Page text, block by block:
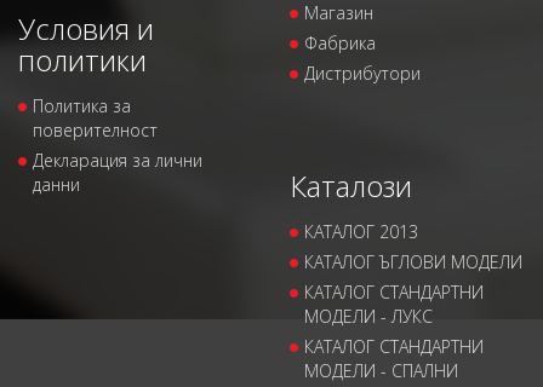
Условия и
политики
Политика за
поверителност
Декларация за лични
данни
Магазин
Фабрика
Дистрибутори
Каталози
КАТАЛОГ 2013
КАТАЛОГ ЪГЛОВИ МОДЕЛИ
КАТАЛОГ СТАНДАРТНИ
МОДЕЛИ - ЛУКС
КАТАЛОГ СТАНДАРТНИ
МОДЕЛИ - СПАЛНИ